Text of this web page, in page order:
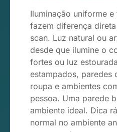
Iluminação uniforme
fazem diferença
scan. Luz natural ou
desde que ilumine o
fortes ou luz
estampados, paredes
roupa e ambientes
pessoa. Uma parede
ambiente ideal. Dica
normal no ambiente